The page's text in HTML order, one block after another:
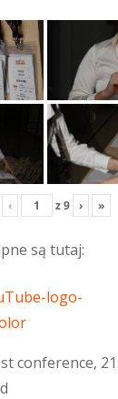
‹ z9 › »
są tutaj:
conference,